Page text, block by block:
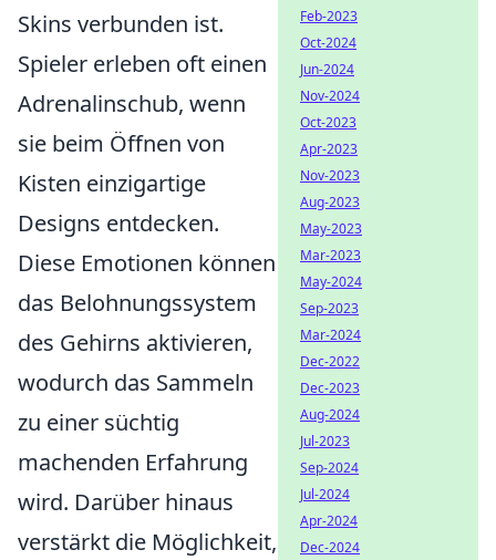
Skins verbunden ist.
Spieler erleben oft einen
Adrenalinschub, wenn
sie beim Öffnen von
Kisten einzigartige
Designs entdecken.
Diese Emotionen können
das Belohnungssystem
des Gehirns aktivieren,
wodurch das Sammeln
zu einer süchtig
machenden Erfahrung
wird. Darüber hinaus
verstärkt die Möglichkeit,
Feb-2023
Oct-2024
Jun-2024
Nov-2024
Oct-2023
Apr-2023
Nov-2023
Aug-2023
May-2023
Mar-2023
May-2024
Sep-2023
Mar-2024
Dec-2022
Dec-2023
Aug-2024
Jul-2023
Sep-2024
Jul-2024
Apr-2024
Dec-2024